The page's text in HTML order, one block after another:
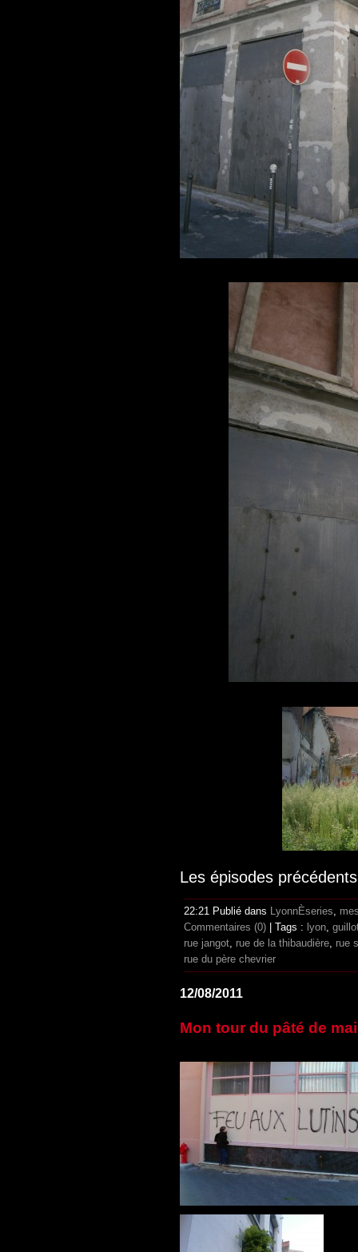
Les épisodes
22:21 Publié dans LyonnÈseries
Commentaires (0) | Tags : lyon
rue jangot rue de la thibaudière rue
rue du père chevrier
12/08/2011
Mon tour du pâté de